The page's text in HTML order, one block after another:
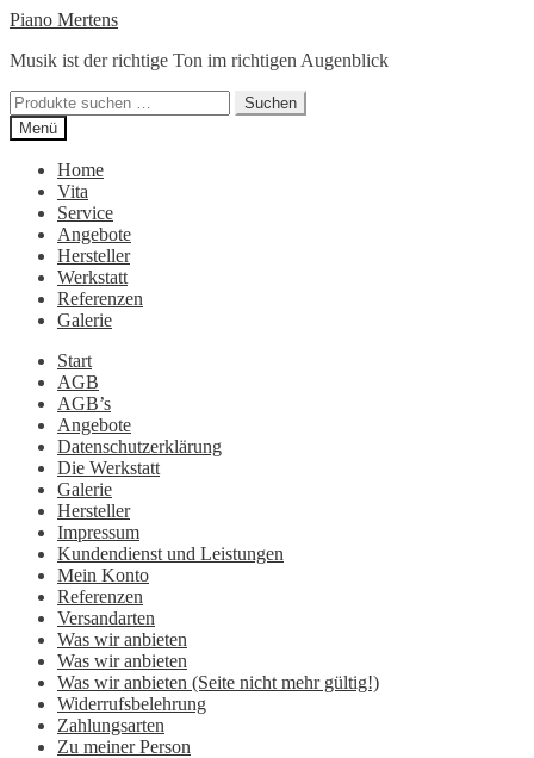
Zur
springen
Zum
springen
Piano Mertens
Musik ist der richtige Ton im richtigen Augenblick
Suchen
nach:
Suchen
Menü
Home
Vita
Service
Angebote
Hersteller
Werkstatt
Referenzen
Galerie
Start
AGB
AGB’s
Angebote
Datenschutzerklärung
Die Werkstatt
Galerie
Hersteller
Impressum
Kundendienst und Leistungen
Mein Konto
Referenzen
Versandarten
Was wir anbieten
Was wir anbieten
Was wir anbieten (Seite nicht mehr gültig!)
Widerrufsbelehrung
Zahlungsarten
Zu meiner Person